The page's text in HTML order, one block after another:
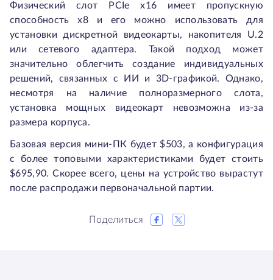
Физический слот PCIe x16 имеет пропускную
способность x8 и его можно использовать для
установки дискретной видеокарты, накопителя U.2
или сетевого адаптера. Такой подход может
значительно облегчить создание индивидуальных
решений, связанных с ИИ и 3D-графикой. Однако,
несмотря на наличие полноразмерного слота,
установка мощных видеокарт невозможна из-за
размера корпуса.
Базовая версия мини-ПК будет $503, а конфигурация
с более топовыми характеристиками будет стоить
$695,90. Скорее всего, цены на устройство вырастут
после распродажи первоначальной партии.
Поделиться